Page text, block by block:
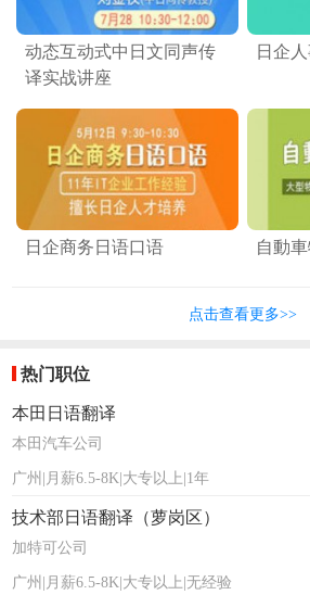
动态互动式中日文同声传
译实战讲座
日企
日企商务日语口语 自動
点击查看更多>>
热门职位
本田日语翻译
本田汽车公司
广州|月薪6.5-8K|大专以上|1年
技术部日语翻译（萝岗区）
加特可公司
广州|月薪6.5-8K|大专以上|无经验